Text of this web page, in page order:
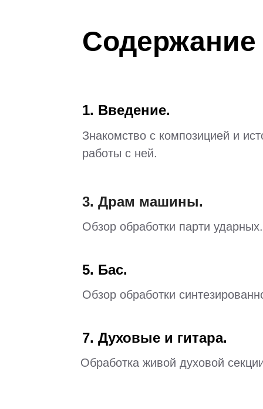
1. Введение.
Обзор обработки парти ударных.
3. Драм машины.
Знакомство с композицией и
работы с ней.
Содержание
Обзор обработки
5. Бас.
Обработка живой духовой
7. Духовые и гитара.